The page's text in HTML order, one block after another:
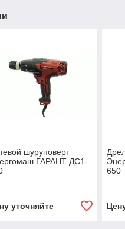
шуруповерт
ГАРАНТ ДС1-
уточняйте
650